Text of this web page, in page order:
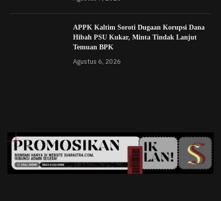
APPK Kaltim Soroti Dugaan Korupsi Dana
Hibah PSU Kukar, Minta Tindak Lanjut
Temuan BPK
Agustus 6, 2026